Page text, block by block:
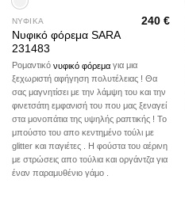
ΝΥΦΙΚΑ
Νυφικό φόρεμα SARA
231483
240€
Ρομαντικό νυφικό φόρεμαγια μια
ξεχωριστή αφήγηση πολυτέλειας ! Θα
σας μαγνητίσει με την λάμψη του και την
φινετσάτη εμφανισή του που μας ξεναγεί
στα μονοπάτια της υψηλής ραπτικής ! Το
μπούστο του απο κεντημένο τoύλι με
glitter και παγιέτες . Η φούστα του αέρινη
με στρώσεις απο τούλια και οργάντζα για
έναν παραμυθένιο γάμο .